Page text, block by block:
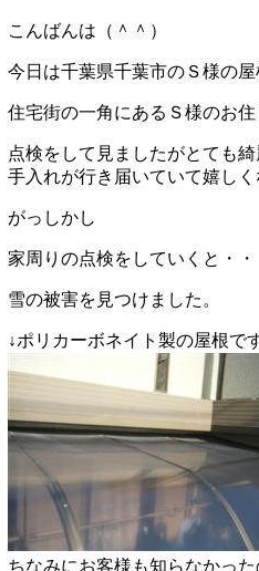
こんばんは（＾＾）
今日は千葉県千葉市のＳ様の
住宅街の一角にあるＳ様のお住
点検をして見ましたがとても
手入れが行き届いていて嬉しく
がっしかし
家周りの点検をしていくと・・
雪の被害を見つけました。
↓ポリカーボネイト製の屋根で
ちなみにお客様も知らなかっ